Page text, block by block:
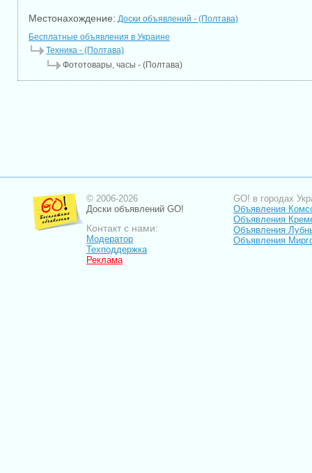
Местонахождение: Доски объявлений - (Полтава)
Бесплатные объявления в Украине
Техника - (Полтава)
Фототовары, часы - (Полтава)
© 2006-2026
Доски объявлений GO!
Контакт с нами:
Модератор
Техподдержка
Реклама
GO! в городах
Объявления
Объявления
Объявления
Объявления